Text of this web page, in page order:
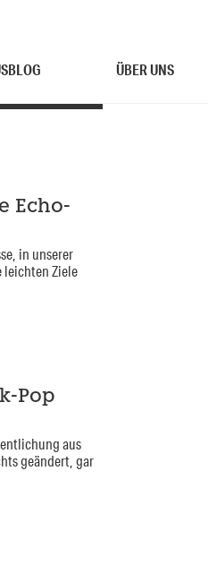
ÜBER UNS
Echo-
in unserer
Ziele
Pop
aus
geändert, gar